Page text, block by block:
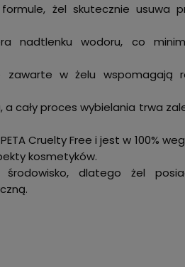
żel skutecznie usuwa
nadtlenku wodoru, co
zawarte w żelu wspomagają
cały proces wybielania trwa
Cruelty Free i jest w 100%
kosmetyków.
dlatego żel